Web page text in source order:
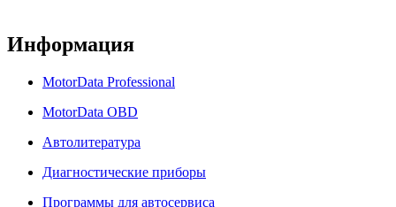
Информация
MotorData Professional
MotorData OBD
Автолитература
Диагностические приборы
Программы для автосервиса